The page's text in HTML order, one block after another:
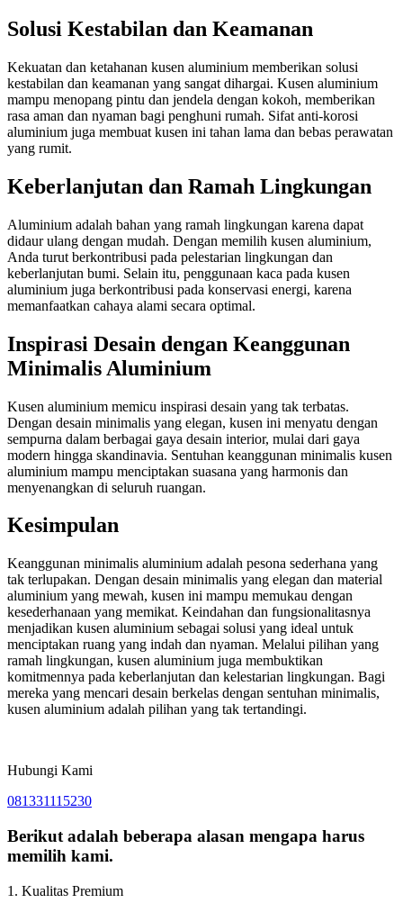
Solusi Kestabilan dan Keamanan
Kekuatan dan ketahanan kusen aluminium memberikan solusi
kestabilan dan keamanan yang sangat dihargai. Kusen aluminium
mampu menopang pintu dan jendela dengan kokoh, memberikan
rasa aman dan nyaman bagi penghuni rumah. Sifat anti-korosi
aluminium juga membuat kusen ini tahan lama dan bebas perawatan
yang rumit.
Keberlanjutan dan Ramah Lingkungan
Aluminium adalah bahan yang ramah lingkungan karena dapat
didaur ulang dengan mudah. Dengan memilih kusen aluminium,
Anda turut berkontribusi pada pelestarian lingkungan dan
keberlanjutan bumi. Selain itu, penggunaan kaca pada kusen
aluminium juga berkontribusi pada konservasi energi, karena
memanfaatkan cahaya alami secara optimal.
Inspirasi Desain dengan Keanggunan
Minimalis Aluminium
Kusen aluminium memicu inspirasi desain yang tak terbatas.
Dengan desain minimalis yang elegan, kusen ini menyatu dengan
sempurna dalam berbagai gaya desain interior, mulai dari gaya
modern hingga skandinavia. Sentuhan keanggunan minimalis kusen
aluminium mampu menciptakan suasana yang harmonis dan
menyenangkan di seluruh ruangan.
Kesimpulan
Keanggunan minimalis aluminium adalah pesona sederhana yang
tak terlupakan. Dengan desain minimalis yang elegan dan material
aluminium yang mewah, kusen ini mampu memukau dengan
kesederhanaan yang memikat. Keindahan dan fungsionalitasnya
menjadikan kusen aluminium sebagai solusi yang ideal untuk
menciptakan ruang yang indah dan nyaman. Melalui pilihan yang
ramah lingkungan, kusen aluminium juga membuktikan
komitmennya pada keberlanjutan dan kelestarian lingkungan. Bagi
mereka yang mencari desain berkelas dengan sentuhan minimalis,
kusen aluminium adalah pilihan yang tak tertandingi.
Hubungi Kami
081331115230
Berikut adalah beberapa alasan mengapa harus
memilih kami.
1. Kualitas Premium